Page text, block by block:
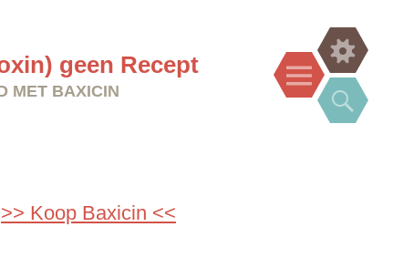
geen Recept
MET BAXICIN
Menu
Widgets
Search
>> Koop Baxicin <<